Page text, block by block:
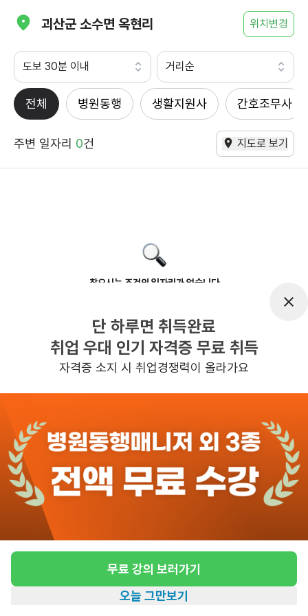
괴산군 소수면 옥현리 위치변경
도보 30분 이내 거리순
전체 병원동행 생활지원사 간호조무사
주변 일자리 0건 지도로 보기
찾으시는 조건의 일자리가 없습니다
반경 3KM 이내의 일자리 확인하기
단 하루면 취득완료
취업 우대 인기 자격증 무료 취득
자격증 소지 시 취업경쟁력이 올라가요
무료 강의 보러가기
오늘 그만보기